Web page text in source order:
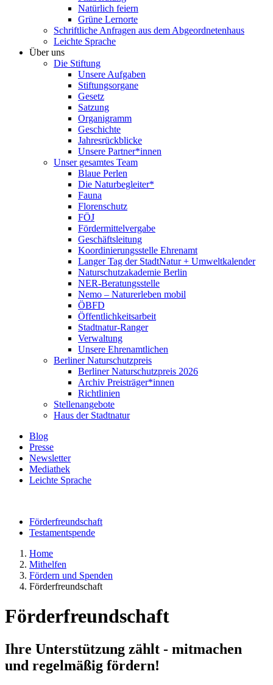
Natürlich feiern
Grüne Lernorte
Schriftliche Anfragen aus dem Abgeordnetenhaus
Leichte Sprache
Über uns
Die Stiftung
Unsere Aufgaben
Stiftungsorgane
Gesetz
Satzung
Organigramm
Geschichte
Jahresrückblicke
Unsere Partner*innen
Unser gesamtes Team
Blaue Perlen
Die Naturbegleiter*
Fauna
Florenschutz
FÖJ
Fördermittelvergabe
Geschäftsleitung
Koordinierungsstelle Ehrenamt
Langer Tag der StadtNatur + Umweltkalender
Naturschutzakademie Berlin
NER-Beratungsstelle
Nemo – Naturerleben mobil
ÖBFD
Öffentlichkeitsarbeit
Stadtnatur-Ranger
Verwaltung
Unsere Ehrenamtlichen
Berliner Naturschutzpreis
Berliner Naturschutzpreis 2026
Archiv Preisträger*innen
Richtlinien
Stellenangebote
Haus der Stadtnatur
Blog
Presse
Newsletter
Mediathek
Leichte Sprache
Förderfreundschaft
Testamentspende
Home
Mithelfen
Fördern und Spenden
Förderfreundschaft
Förderfreundschaft
Ihre Unterstützung zählt - mitmachen
und regelmäßig fördern!